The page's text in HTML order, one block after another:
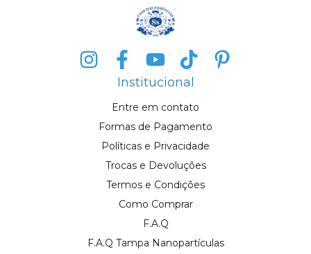
Institucional
Entre em contato
Formas de Pagamento
Políticas e Privacidade
Trocas e Devoluções
Termos e Condições
Como Comprar
F.A.Q
F.A.Q Tampa Nanopartículas